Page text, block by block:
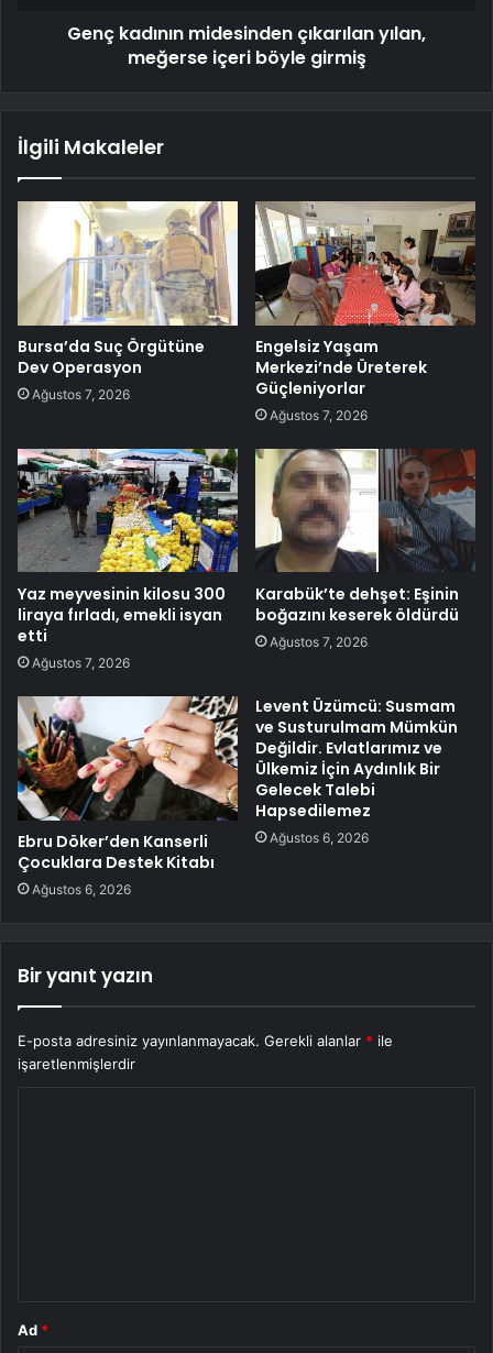
Genç kadının midesinden çıkarılan yılan,
meğerse içeri böyle girmiş
İlgili Makaleler
Bursa’da Suç Örgütüne
Dev Operasyon
Ağustos 7, 2026
Engelsiz Yaşam
Merkezi’nde Üreterek
Güçleniyorlar
Ağustos 7, 2026
Yaz meyvesinin kilosu 300
liraya fırladı, emekli isyan
etti
Ağustos 7, 2026
Karabük’te dehşet: Eşinin
boğazını keserek öldürdü
Ağustos 7, 2026
Ebru Döker’den Kanserli
Çocuklara Destek Kitabı
Ağustos 6, 2026
Levent Üzümcü: Susmam
ve Susturulmam Mümkün
Değildir. Evlatlarımız ve
Ülkemiz İçin Aydınlık Bir
Gelecek Talebi
Hapsedilemez
Ağustos 6, 2026
Bir yanıt yazın
E-posta adresiniz yayınlanmayacak. Gerekli alanlar * ile
işaretlenmişlerdir
Ad *